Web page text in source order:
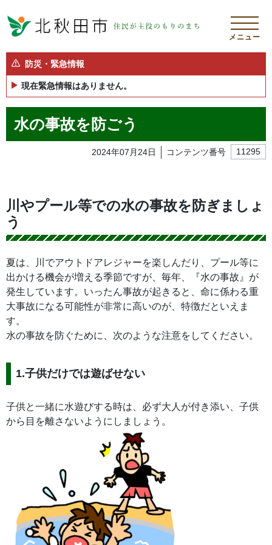
メニュー
防災・緊急情報
現在緊急情報はありません。
水の事故を防ごう
2024年07月24日 コンテンツ番号 11295
川やプール等での水の事故を防ぎましょ
う
夏は、川でアウトドアレジャーを楽しんだり、プール等に
出かける機会が増える季節ですが、毎年、『水の事故』が
発生しています。いったん事故が起きると、命に係わる重
大事故になる可能性が非常に高いのが、特徴だといえま
す。
水の事故を防ぐために、次のような注意をしてください。
1.子供だけでは遊ばせない
子供と一緒に水遊びする時は、必ず大人が付き添い、子供
から目を離さないようにしましょう。